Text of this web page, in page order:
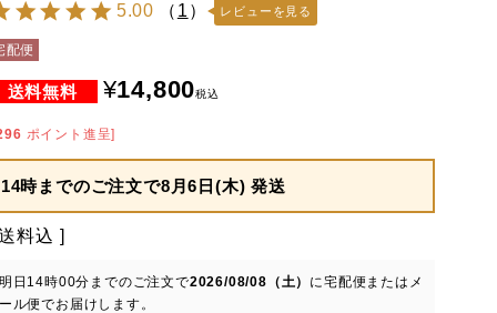
5.00 （ 1） レビューを見る
配便
¥14,800税込
ポイント進呈]
14時までのご注文で8月6日(木) 発送
料込
日 14時00分 までのご注文で2026/08/08（土） に宅配便またはメ
ル便でお届けします。